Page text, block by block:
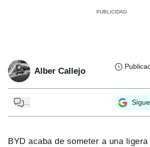
Alber Callejo
...
BYD acaba de someter a una